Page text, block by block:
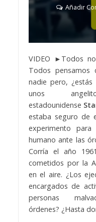
Añadir
VIDEO ►Todos
Todos
nadie pero,
unos
estadounidense
estaba seguro de
experimento
humano ante las
Corría el año
cometidos por la
en el aire. ¿Los
encargados de
personas
órdenes? ¿Hasta